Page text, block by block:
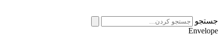
جستجو
Envelope